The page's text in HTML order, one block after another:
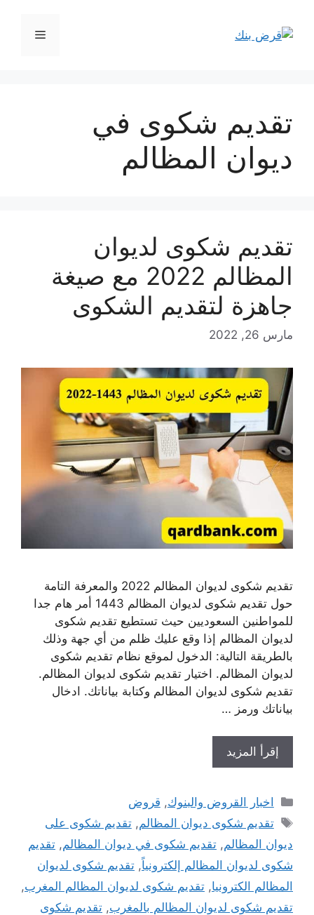
المحتوى
القائمة
تقديم شكوى في
ديوان المظالم
تقديم شكوى لديوان
المظالم 2022 مع صيغة
جاهزة لتقديم الشكوى
مارس 26, 2022
تقديم شكوى لديوان المظالم 2022 والمعرفة التامة
حول تقديم شكوى لديوان المظالم 1443 أمر هام جدا
للمواطنين السعوديين حيث تستطيع تقديم شكوى
لديوان المظالم إذا وقع عليك ظلم من أي جهة وذلك
بالطريقة التالية: الدخول لموقع نظام تقديم شكوى
لديوان المظالم. اختيار تقديم شكوى لديوان المظالم.
تقديم شكوى لديوان المظالم وكتابة بياناتك. ادخال
بياناتك ورمز …
إقرأ المزيد
التصنيفات
اخبار القروض والبنوك, قروض
الوسوم
تقديم شكوى ديوان المظالم,تقديم شكوى على
ديوان المظالم, تقديم شكوى في ديوان المظالم, تقديم
شكوى لديوان المظالم إلكترونياً, تقديم شكوى لديوان
المظالم الكترونيا, تقديم شكوى لديوان المظالم المغرب,
تقديم شكوى لديوان المظالم بالمغرب, تقديم شكوى